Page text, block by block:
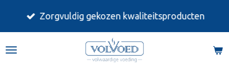
de
Zorgvuldig gekozen kwaliteitsproducten